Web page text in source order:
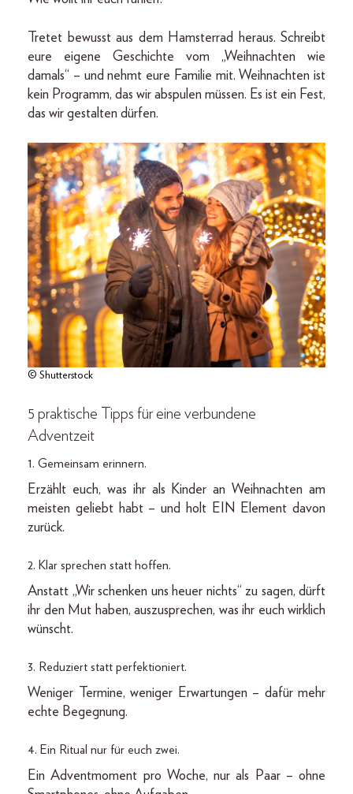
Tretet bewusst aus dem Hamsterrad heraus. Schreibt
eure eigene Geschichte vom „Weihnachten wie
damals“ – und nehmt eure Familie mit. Weihnachten ist
kein Programm, das wir abspulen müssen. Es ist ein Fest,
das wir gestalten dürfen.
© Shutterstock
5 praktische Tipps für eine verbundene
Adventzeit
1. Gemeinsam erinnern.
Erzählt euch, was ihr als Kinder an Weihnachten am
meisten geliebt habt – und holt EIN Element davon
zurück.
2. Klar sprechen statt hoffen.
Anstatt „Wir schenken uns heuer nichts“ zu sagen, dürft
ihr den Mut haben, auszusprechen, was ihr euch wirklich
wünscht.
3. Reduziert statt perfektioniert.
Weniger Termine, weniger Erwartungen – dafür mehr
echte Begegnung.
4. Ein Ritual nur für euch zwei.
Ein Adventmoment pro Woche, nur als Paar – ohne